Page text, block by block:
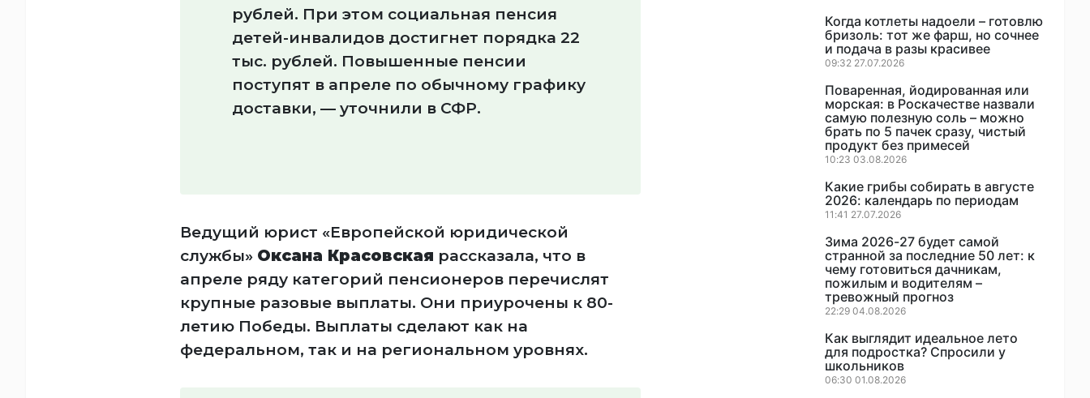
рублей. При этом социальная пенсия
детей-инвалидов достигнет порядка 22
тыс. рублей. Повышенные пенсии
поступят в апреле по обычному графику
доставки, — уточнили в СФР.
Ведущий юрист «Европейской юридической
службы» Оксана Красовская рассказала, что в
апреле ряду категорий пенсионеров перечислят
крупные разовые выплаты. Они приурочены к 80-
летию Победы. Выплаты сделают как на
федеральном, так и на региональном уровнях.
Когда котлеты надоели – готовлю
бризоль: тот же фарш, но сочнее
и подача в разы красивее
09:32 27.07.2026
Поваренная, йодированная или
морская: в Роскачестве назвали
самую полезную соль – можно
брать по 5 пачек сразу, чистый
продукт без примесей
10:23 03.08.2026
Какие грибы собирать в августе
2026: календарь по периодам
11:41 27.07.2026
Зима 2026-27 будет самой
странной за последние 50 лет: к
чему готовиться дачникам,
пожилым и водителям –
тревожный прогноз
22:29 04.08.2026
Как выглядит идеальное лето
для подростка? Спросили у
школьников
06:30 01.08.2026